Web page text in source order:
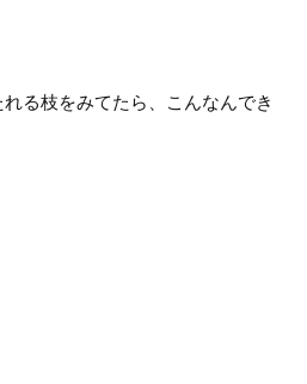
る枝をみてたら、こんなんでき